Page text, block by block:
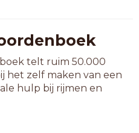
telt ruim 50.000
het zelf maken van een
hulp bij rijmen en